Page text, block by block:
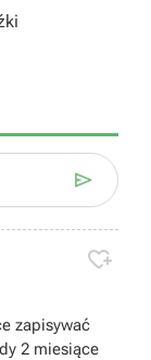


zapisywać
2 miesiące